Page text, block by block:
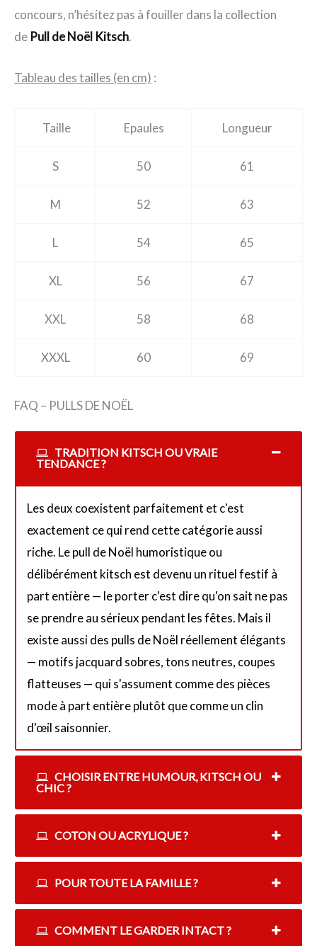
concours, n’hésitez pas à fouiller dans la collection
de Pull de Noël Kitsch.
Tableau des tailles (en cm) :
Taille Epaules Longueur
S 50 61
M 52 63
L 54 65
XL 56 67
XXL 58 68
XXXL 60 69
FAQ – PULLS DE NOËL
TRADITION KITSCH OU VRAIE
TENDANCE ?
Les deux coexistent parfaitement et c'est
exactement ce qui rend cette catégorie aussi
riche. Le pull de Noël humoristique ou
délibérément kitsch est devenu un rituel festif à
part entière — le porter c'est dire qu'on sait ne pas
se prendre au sérieux pendant les fêtes. Mais il
existe aussi des pulls de Noël réellement élégants
— motifs jacquard sobres, tons neutres, coupes
flatteuses — qui s'assument comme des pièces
mode à part entière plutôt que comme un clin
d'œil saisonnier.
CHOISIR ENTRE HUMOUR, KITSCH OU
CHIC ?
COTON OU ACRYLIQUE ?
POUR TOUTE LA FAMILLE ?
COMMENT LE GARDER INTACT ?